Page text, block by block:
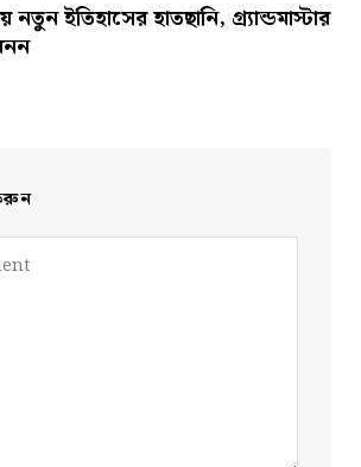
নতুন ইতিহাসের হাতছানি, গ্র্যান্ডমাস্টার